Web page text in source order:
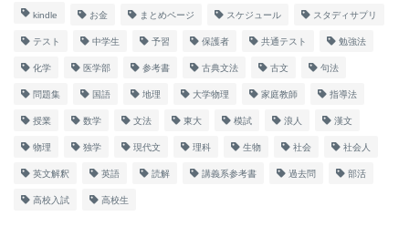
kindle お金 まとめページ スケジュール スタディサプリ
テスト 中学生 予習 保護者 共通テスト 勉強法
化学 医学部 参考書 古典文法 古文 句法
問題集 国語 地理 大学物理 家庭教師 指導法
授業 数学 文法 東大 模試 浪人 漢文
物理 独学 現代文 理科 生物 社会 社会人
英文解釈 英語 読解 講義系参考書 過去問 部活
高校入試 高校生